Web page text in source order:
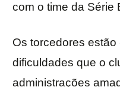
com o time da Série
Os torcedores
dificuldades que o
administrações